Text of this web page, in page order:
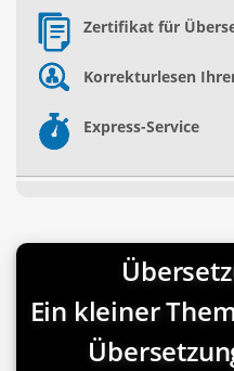
Zertifikat für
Korrekturlesen
Express-Service
Ein kleiner